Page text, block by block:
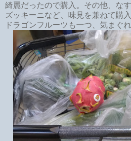
綺麗だったので購入。その他、な
ズッキーニなど、味見を兼ねて購入
ドラゴンフルーツも一つ、気まぐれ